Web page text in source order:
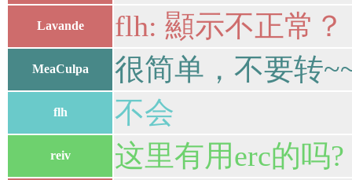
Lavande flh: 顯示不正常？
MeaCulpa 很简单，不要转
flh 不会
reiv 这里有用erc的吗?